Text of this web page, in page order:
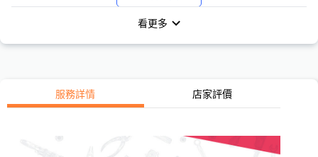
看更多
服務詳情 店家評價